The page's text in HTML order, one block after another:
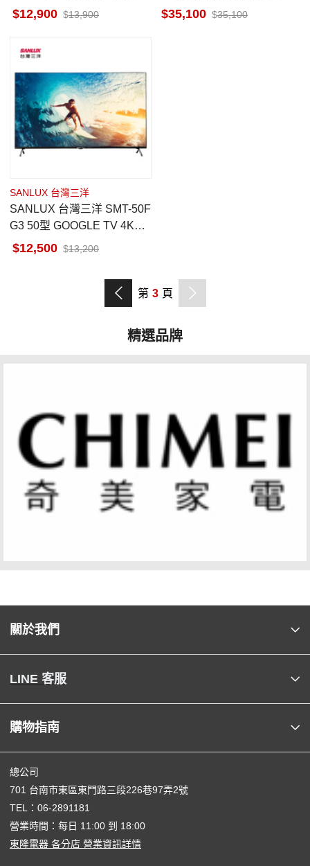
訊盒 貨到無安裝
12,900 13,900
吋35,100 35,100
SANLUX 台灣三洋
SANLUX 台灣三洋 SMT-50F
G3 50型 GOOGLE TV 4K聯
網液晶顯示器
12,500 13,200
第 3 頁
精選品牌
關於我們
LINE 客服
購物指南
總公司
701 台南市東區東門路三段226巷97弄2號
TEL： 06-2891181
營業時間：每日 11:00 到 18:00
東隆電器 各分店 營業資訊詳情